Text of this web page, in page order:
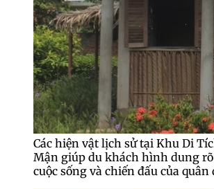
Các hiện vật lịch sử tại Khu Di
Mận giúp du khách hình dung
cuộc sống và chiến đấu của quân